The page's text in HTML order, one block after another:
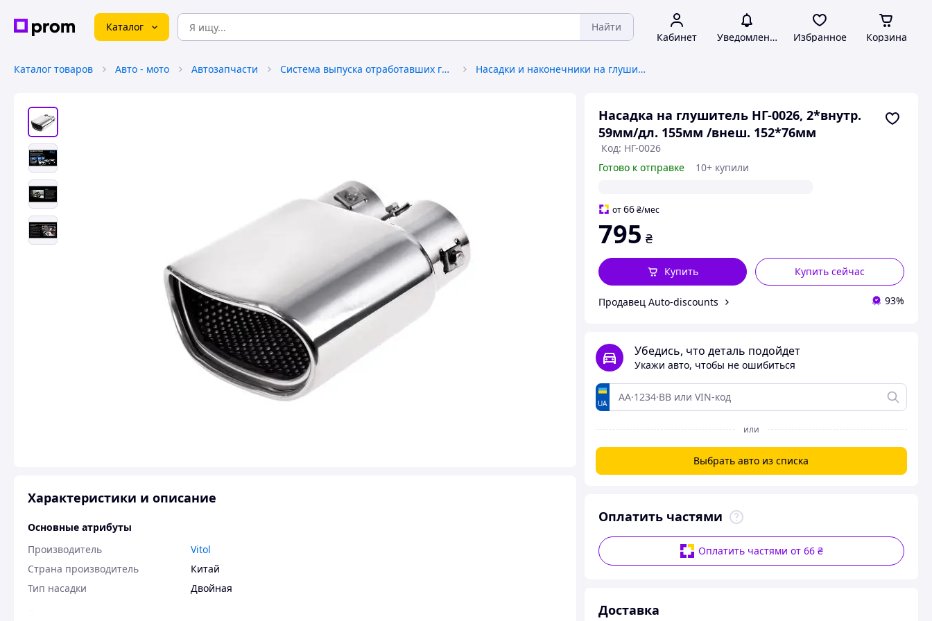
Каталог Найти
Кабинет Уведомления Избранное Корзина
Каталог товаров Авто - мото Автозапчасти Система выпуска отработавших газов Насадки и наконечники на глушитель
Насадка на глушитель НГ-0026, 2*внутр.
59мм/дл. 155мм /внеш. 152*76мм
Код: НГ-0026
Готово к отправке
10+ купили
от66 ₴/мес
795 ₴
Купить сейчас
Купить
Продавец Auto-discounts 93%
Убедись, что деталь подойдет
Укажи авто, чтобы не ошибиться
UA
или
Выбрать авто из списка
Оплатить частями
Оплатить частями от 66 ₴
Доставка
Характеристики и описание
Основные атрибуты
Производитель
Vitol
Страна производитель
Китай
Тип насадки
Двойная